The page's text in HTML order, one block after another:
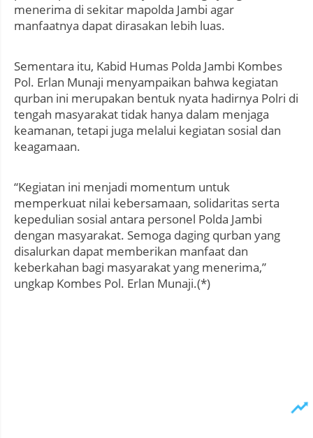
menerima di sekitar mapolda Jambi agar
manfaatnya dapat dirasakan lebih luas.
Sementara itu, Kabid Humas Polda Jambi Kombes
Pol. Erlan Munaji menyampaikan bahwa kegiatan
qurban ini merupakan bentuk nyata hadirnya Polri di
tengah masyarakat tidak hanya dalam menjaga
keamanan, tetapi juga melalui kegiatan sosial dan
keagamaan.
“Kegiatan ini menjadi momentum untuk
memperkuat nilai kebersamaan, solidaritas serta
kepedulian sosial antara personel Polda Jambi
dengan masyarakat. Semoga daging qurban yang
disalurkan dapat memberikan manfaat dan
keberkahan bagi masyarakat yang menerima,”
ungkap Kombes Pol. Erlan Munaji.(*)